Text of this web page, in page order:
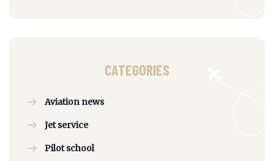
CATEGORIES
Aviation news
Jet service
Pilot school